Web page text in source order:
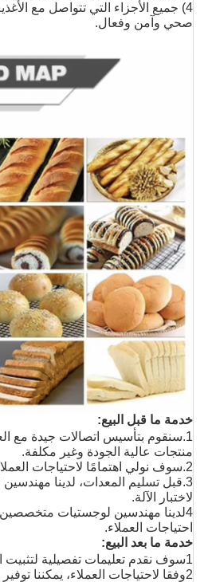
4) جميع الأجزاء التي تتواصل مع
صحي وآمن وفعال.
خدمة ما قبل البيع:
1.سنقوم بتأسيس اتصالات جيدة مع
منتجات عالية الجودة وغير مكلفة.
2.سوف نولي اهتمامًا لاحتياجات العملاء الحقيقية ونقدم منتجات مخصصة احترافية.
3.قبل تسليم المعدات، لدينا
لاختبار الآلة.
4لدينا مهندسين لوجستيات
احتياجات العملاء.
خدمة ما بعد البيع:
1سوف نقدم تعليمات تفصيلية لتثبيت المعدات وتشغيلها في شكل ملفات أو مقاطع فيديو.
2وفقا لاحتياجات العملاء، يمكننا توفير خدمات تركيب المنتج والتدريب في الموقع.